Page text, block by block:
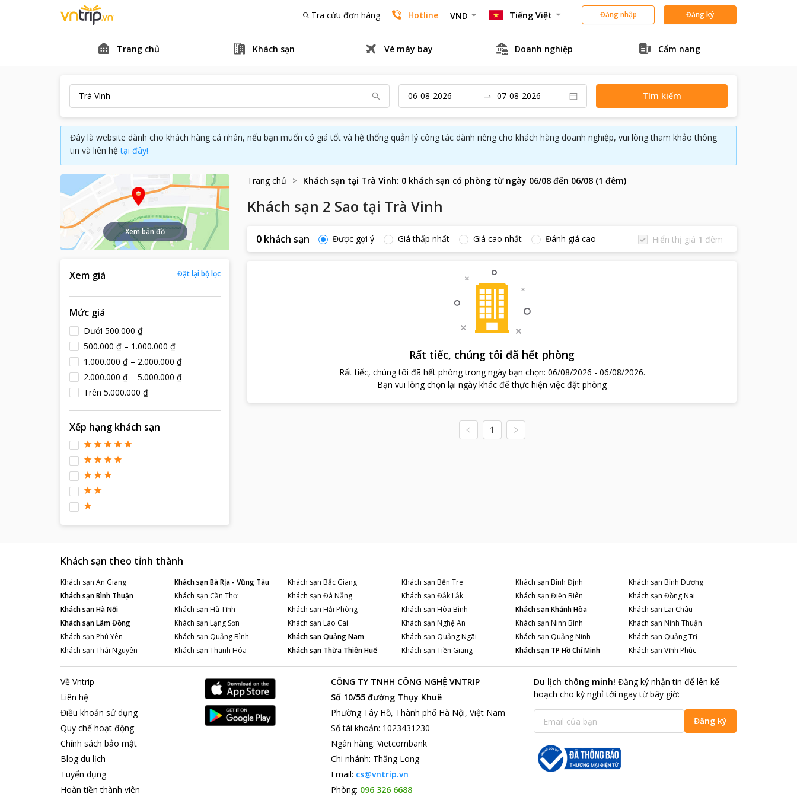
Tra cứu đơn hàng Hotline VND Tiếng Việt Đăng nhập Đăng ký
Trang chủ Khách sạn Vé máy bay Doanh nghiệp Cẩm nang
Tìm kiếm
Đây là website dành cho khách hàng cá nhân, nếu bạn muốn có giá tốt và hệ thống quản lý công tác dành riêng cho khách hàng doanh nghiệp, vui lòng tham khảo thông
tin và liên hệ tại đây!
Xem bản đồ
Xem giá
Mức giá
Dưới 500.000 ₫
500.000 ₫ – 1.000.000 ₫
1.000.000 ₫ – 2.000.000 ₫
2.000.000 ₫ – 5.000.000 ₫
Trên 5.000.000 ₫
Xếp hạng khách sạn
Đặt lại bộ lọc
Trang chủ Khách sạn tại Trà Vinh: 0 khách sạn có phòng từ ngày 06/08 đến 06/08 (1 đêm)
Khách sạn 2 Sao tại Trà Vinh
0 khách sạn Được gợi ý Giá thấp nhất Giá cao nhất Đánh giá cao Hiển thị giá 1 đêm
Rất tiếc, chúng tôi đã hết phòng
Rất tiếc, chúng tôi đã hết phòng trong ngày bạn chọn: 06/08/2026 - 06/08/2026.
Bạn vui lòng chọn lại ngày khác để thực hiện việc đặt phòng
1
Khách sạn theo tỉnh thành
Khách sạn An Giang Khách sạnBà Rịa - Vũng Tàu Khách sạn Bắc Giang Khách sạn Bến Tre Khách sạn Bình Định Khách sạn Bình Dương
Khách sạnBình Thuận Khách sạn Cần Thơ Khách sạn Đà Nẵng Khách sạn Đắk Lắk Khách sạn Điện Biên Khách sạn Đồng Nai
Khách sạnHà Nội Khách sạn Hà Tĩnh Khách sạn Hải Phòng Khách sạn Hòa Bình Khách sạnKhánh Hòa Khách sạn Lai Châu
Khách sạnLâm Đồng Khách sạn Lạng Sơn Khách sạn Lào Cai Khách sạn Nghệ An Khách sạn Ninh Bình Khách sạn Ninh Thuận
Khách sạn Phú Yên Khách sạn Quảng Bình Khách sạnQuảng Nam Khách sạn Quảng Ngãi Khách sạn Quảng Ninh Khách sạn Quảng Trị
Khách sạn Thái Nguyên Khách sạn Thanh Hóa Khách sạn Thừa Thiên Huế Khách sạn Tiền Giang Khách sạn TP Hồ Chí Minh Khách sạn Vĩnh Phúc
Về Vntrip
Liên hệ
Điều khoản sử dụng
Quy chế hoạt động
Chính sách bảo mật
Blog du lịch
Tuyển dụng
Hoàn tiền thành viên
CÔNG TY TNHH CÔNG NGHỆ VNTRIP
Số 10/55 đường Thụy Khuê
Phường Tây Hồ, Thành phố Hà Nội, Việt Nam
Số tài khoản: 1023431230
Ngân hàng: Vietcombank
Chi nhánh: Thăng Long
Email: cs@vntrip.vn
Phòng: 096 326 6688
Du lịch thông minh! Đăng ký nhận tin để lên kế
hoạch cho kỳ nghỉ tới ngay từ bây giờ:
Đăng ký